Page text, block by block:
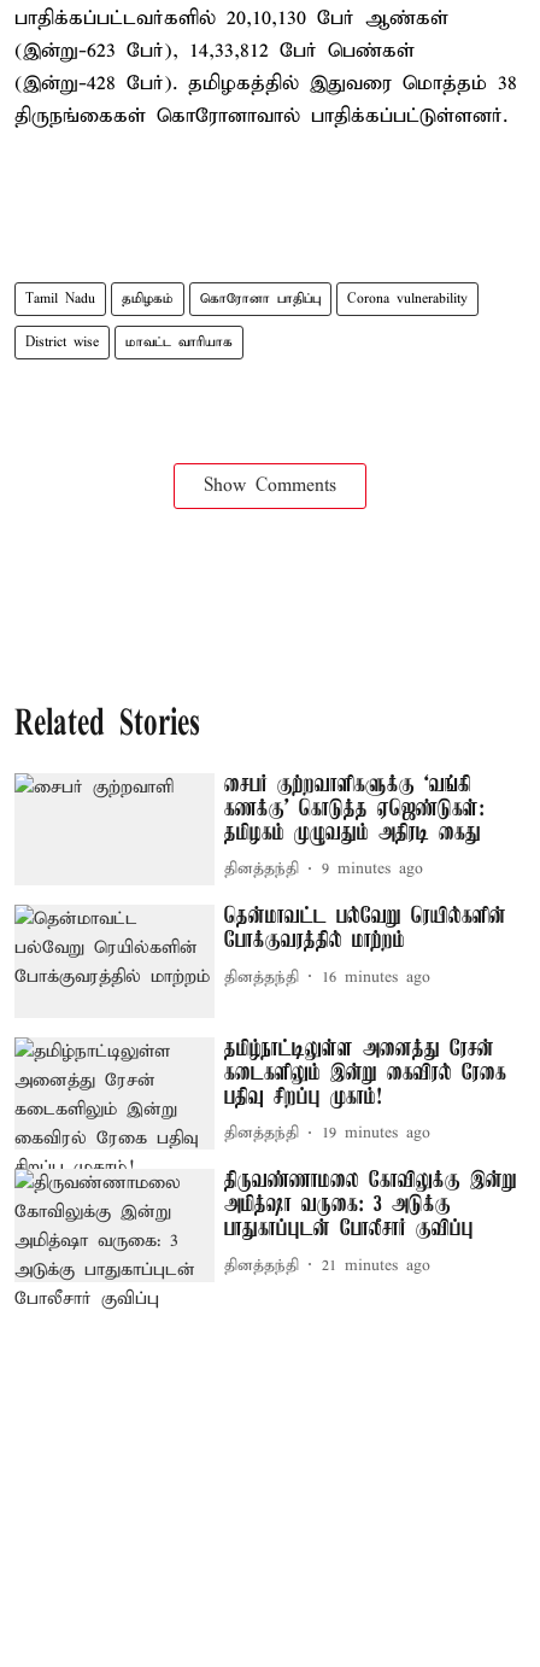
பாதிக்கப்பட்டவர்களில் 20,10,130 பேர் ஆண்கள்
(இன்று-623 பேர்), 14,33,812 பேர் பெண்கள்
(இன்று-428 பேர்). தமிழகத்தில் இதுவரை மொத்தம் 38
திருநங்கைகள் கொரோனாவால் பாதிக்கப்பட்டுள்ளனர்.
Tamil Nadu தமிழகம் கொரோனா பாதிப்பு Corona vulnerability
District wise மாவட்ட வாரியாக
Show Comments
Related Stories
சைபர் குற்றவாளிகளுக்கு ‘வங்கி
கணக்கு’ கொடுத்த ஏஜெண்டுகள்:
தமிழகம் முழுவதும் அதிரடி கைது
தினத்தந்தி 9 minutes ago
தென்மாவட்ட பல்வேறு ரெயில்களின்
போக்குவரத்தில் மாற்றம்
தினத்தந்தி 16 minutes ago
தமிழ்நாட்டிலுள்ள அனைத்து ரேசன்
கடைகளிலும் இன்று கைவிரல் ரேகை
பதிவு சிறப்பு முகாம்!
தினத்தந்தி 19 minutes ago
திருவண்ணாமலை கோவிலுக்கு இன்று
அமித்ஷா வருகை: 3 அடுக்கு
பாதுகாப்புடன் போலீசார் குவிப்பு
தினத்தந்தி 21 minutes ago